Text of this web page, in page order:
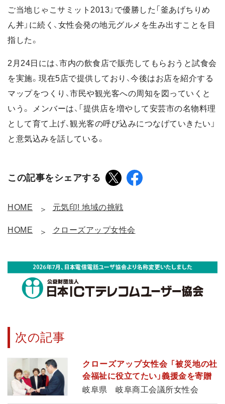
ご当地じゃこサミット2013」で優勝した「釜あげちりめ
ん丼」に続く、女性会発の地元グルメを生み出すことを目
指した。
2月24日には、市内の飲食店で販売してもらおうと試食会
を実施。現在5店で提供しており、今後はお店を紹介する
マップをつくり、市民や観光客への周知を図っていくと
いう。 メンバーは、「提供店を増やして安芸市の名物料理
として育て上げ、観光客の呼び込みにつなげていきたい」
と意気込みを話している。
この記事をシェアする
HOME 元気印! 地域の挑戦
HOME クローズアップ女性会
次の記事
クローズアップ女性会 「被災地の社
会福祉に役立てたい」義援金を寄贈
岐阜県 岐阜商工会議所女性会